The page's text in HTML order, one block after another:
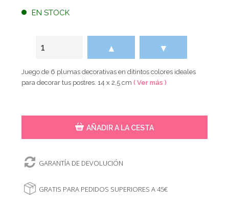
EN STOCK
▲ ▼
Juego de 6 plumas decorativas en ditintos colores ideales
para decorar tus postres. 14 x 2,5 cm( Ver más )
AÑADIR A LA CESTA
GARANTÍA DE DEVOLUCIÓN
GRATIS PARA PEDIDOS SUPERIORES A 45€